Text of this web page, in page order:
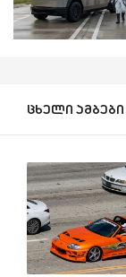
ცხელი ამბები